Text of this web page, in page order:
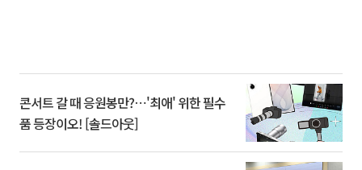
콘서트 갈 때 응원봉만?⋯'최애' 위한 필수
품 등장이오! [솔드아웃]